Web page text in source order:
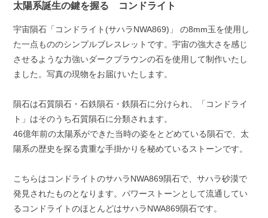
太陽系誕生の鍵を握る コンドライト
宇宙隕石「コンドライト(サハラNWA869)」 の8mm玉を使用し
た一点もののシンプルブレスレットです。宇宙の強大さを感じ
させるような力強いダークブラウンの石を使用して制作いたし
ました。写真の現物をお届けいたします。
隕石は石質隕石・石鉄隕石・鉄隕石に分けられ、「コンドライ
ト」はそのうち石質隕石に分類されます。
46億年前の太陽系ができた当時の姿をとどめている隕石で、太
陽系の歴史を探る貴重な手掛かりを秘めているストーンです。
こちらはコンドライトのサハラNWA869隕石で、サハラ砂漠で
発見されたものとなります。パワーストーンとして流通してい
るコンドライトのほとんどはサハラNWA869隕石です。